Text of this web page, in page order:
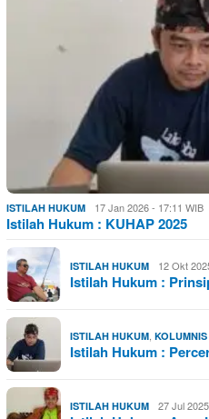
ISTILAH HUKUM 17 Jan 2026 - 17:11 WIB
Istilah Hukum : KUHAP 2025
ISTILAH HUKUM 12 Okt
Istilah Hukum :
ISTILAH HUKUM KOLUMNIS
Istilah Hukum :
ISTILAH HUKUM 27 Jul